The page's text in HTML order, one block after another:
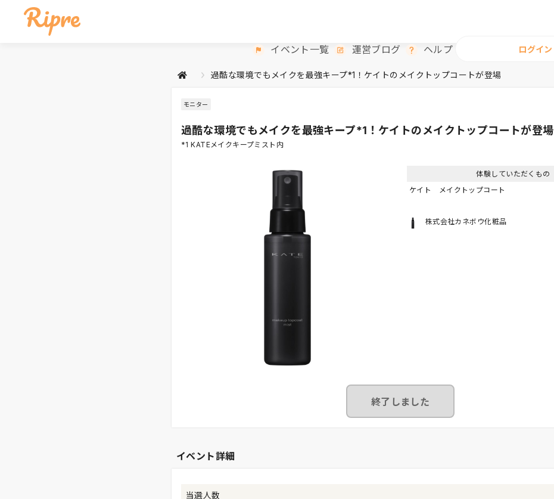
イベント一覧 運営ブログ ヘルプ ログイン
過酷な環境でもメイクを最強キープ*1！ケイトのメイクトップコートが登場
モニター
過酷な環境でもメイクを最強キープ*1！ケイトのメイクトップコートが登場
*1 KATEメイクキープミスト内
体験していただくもの
ケイト メイクトップコート
株式会社カネボウ化粧品
終了しました
イベント詳細
当選人数